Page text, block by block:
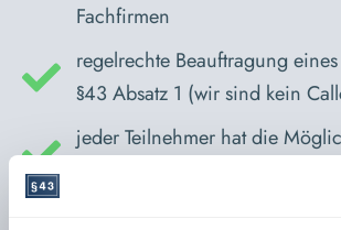
Fachfirmen
regelrechte Beauftragung
§43 Absatz 1 (wir sind kein
jeder Teilnehmer hat die
Arztgespräch zu führen